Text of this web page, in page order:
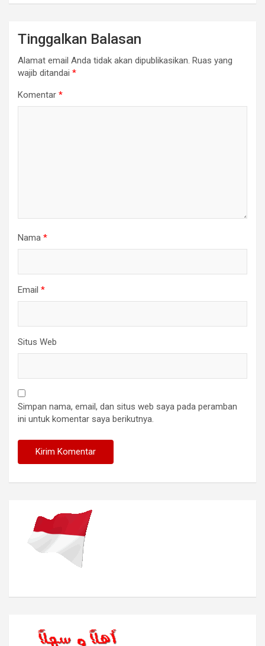
Tinggalkan Balasan
Alamat email Anda tidak akan dipublikasikan. Ruas yang
wajib ditandai *
Komentar *
Nama *
Email *
Situs Web
Simpan nama, email, dan situs web saya pada peramban
ini untuk komentar saya berikutnya.